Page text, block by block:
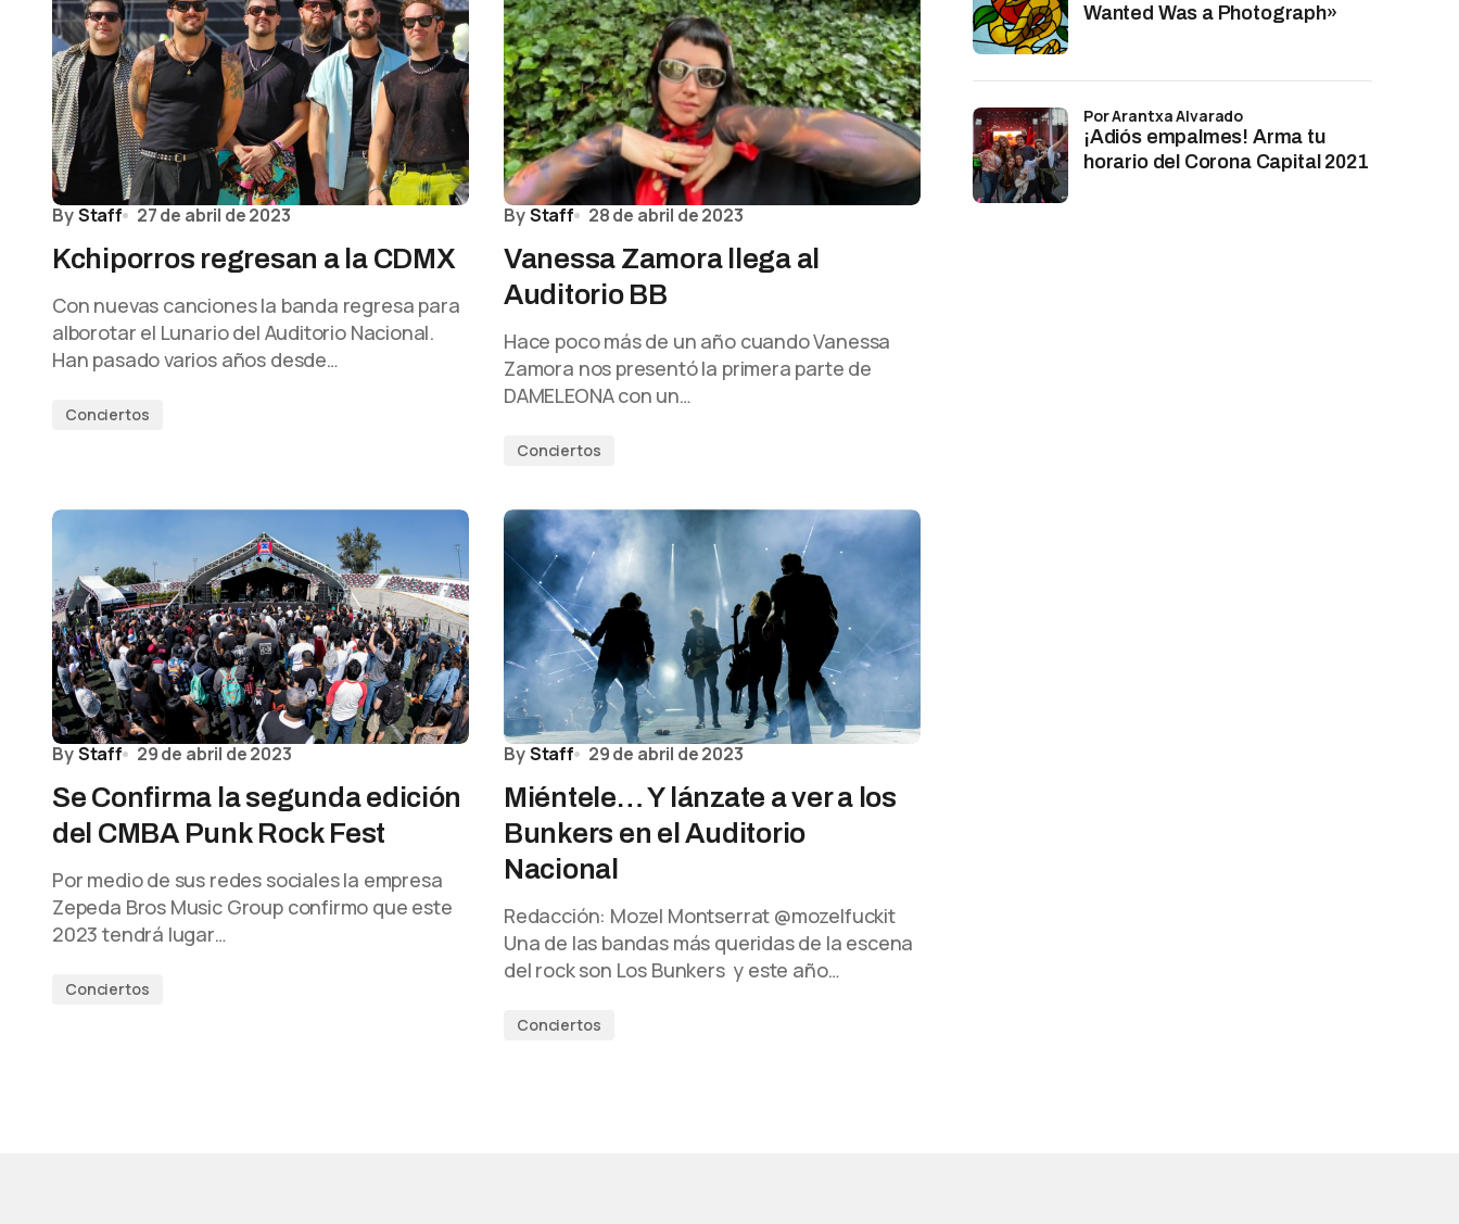
ByStaff 27 de abril de 2023
Kchiporros regresan a la CDMX
Con nuevas canciones la banda regresa para
alborotar el Lunario del Auditorio Nacional.
Han pasado varios años desde…
Conciertos
ByStaff 28 de abril de 2023
Vanessa Zamora llega al
Auditorio BB
Hace poco más de un año cuando Vanessa
Zamora nos presentó la primera parte de
DAMELEONA con un…
Conciertos
ByStaff 29 de abril de 2023
Se Confirma la segunda edición
del CMBA Punk Rock Fest
Por medio de sus redes sociales la empresa
Zepeda Bros Music Group confirmo que este
2023 tendrá lugar…
Conciertos
ByStaff 29 de abril de 2023
Miéntele… Y lánzate a ver a los
Bunkers en el Auditorio
Nacional
Redacción: Mozel Montserrat @mozelfuckit
Una de las bandas más queridas de la escena
del rock son Los Bunkers y este año…
Conciertos
Wanted Was a Photograph»
¡Adiós empalmes! Arma tu
horario del Corona Capital 2021
por Arantxa Alvarado